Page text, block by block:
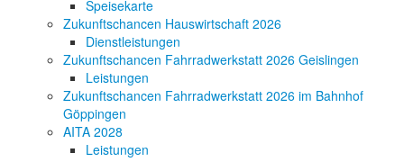
Speisekarte
Zukunftschancen Hauswirtschaft 2026
Dienstleistungen
Zukunftschancen Fahrradwerkstatt 2026 Geislingen
Leistungen
Zukunftschancen Fahrradwerkstatt 2026 im Bahnhof
Göppingen
AITA 2028
Leistungen